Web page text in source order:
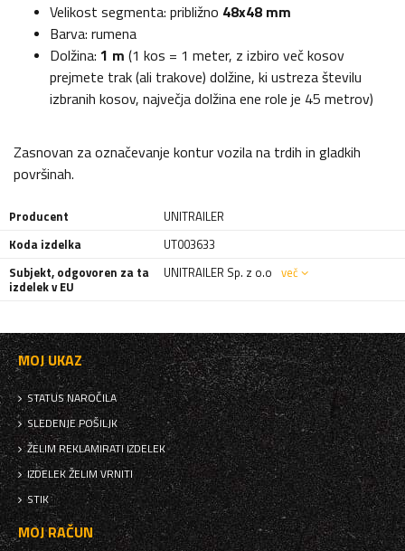
Velikost segmenta: približno 48x48 mm
Barva: rumena
Dolžina: 1 m (1 kos = 1 meter, z izbiro več kosov
prejmete trak (ali trakove) dolžine, ki ustreza številu
izbranih kosov, največja dolžina ene role je 45 metrov)
Zasnovan za označevanje kontur vozila na trdih in gladkih
površinah.
Producent
UNITRAILER
Koda izdelka
UT003633
Subjekt, odgovoren za ta
izdelek v EU
UNITRAILER Sp. z o.o več
MOJ UKAZ
STATUS NAROČILA
SLEDENJE POŠILJK
ŽELIM REKLAMIRATI IZDELEK
IZDELEK ŽELIM VRNITI
STIK
MOJ RAČUN